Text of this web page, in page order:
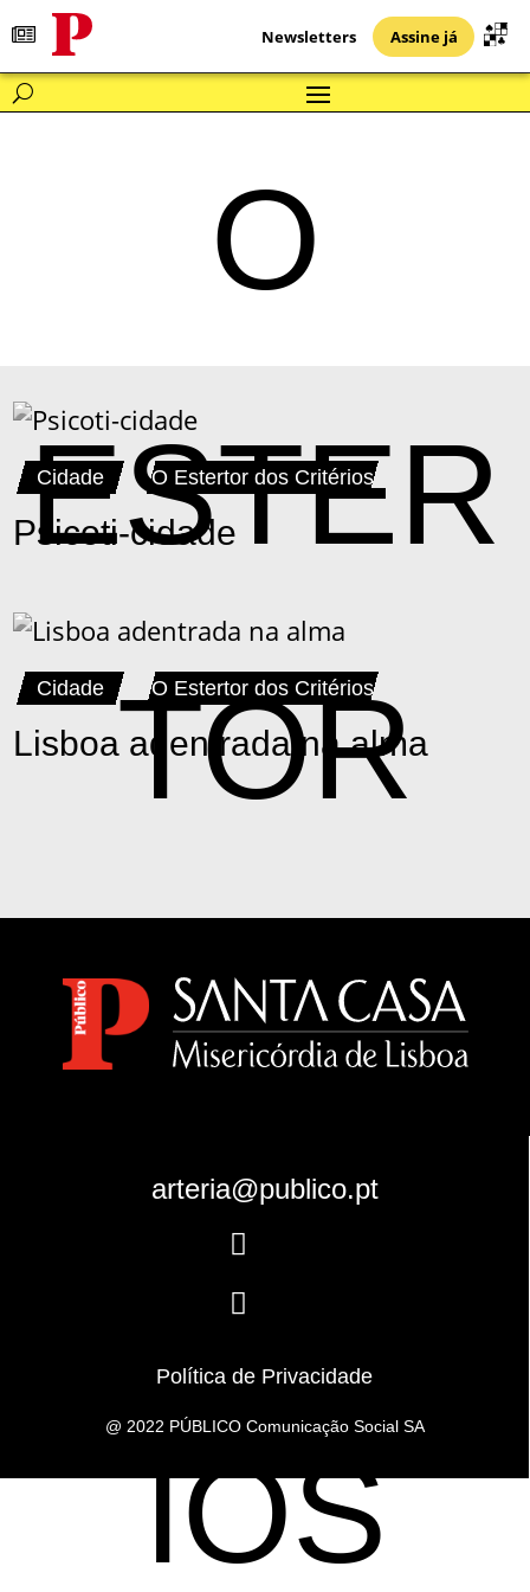
Newsletters Assine já
O
ESTER
TOR
DOS
CRITÉR
IOS
Psicoti-cidade
Cidade O Estertor dos Critérios
Lisboa adentrada na alma
Cidade O Estertor dos Critérios
arteria@publico.pt
Política de Privacidade
@ 2022 PÚBLICO Comunicação Social SA